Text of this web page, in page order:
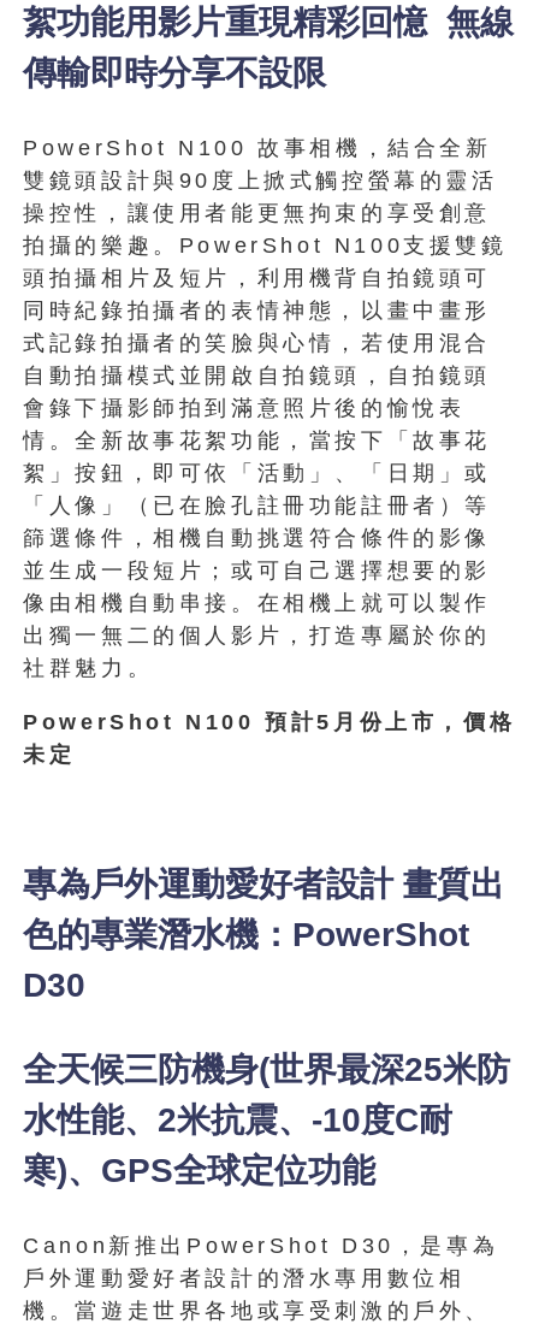
絮功能用影片重現精彩回憶 無線
傳輸即時分享不設限
PowerShot N100 故事相機，結合全新
雙鏡頭設計與90度上掀式觸控螢幕的靈活
操控性，讓使用者能更無拘束的享受創意
拍攝的樂趣。PowerShot N100支援雙鏡
頭拍攝相片及短片，利用機背自拍鏡頭可
同時紀錄拍攝者的表情神態，以畫中畫形
式記錄拍攝者的笑臉與心情，若使用混合
自動拍攝模式並開啟自拍鏡頭，自拍鏡頭
會錄下攝影師拍到滿意照片後的愉悅表
情。全新故事花絮功能，當按下「故事花
絮」按鈕，即可依「活動」、「日期」或
「人像」（已在臉孔註冊功能註冊者）等
篩選條件，相機自動挑選符合條件的影像
並生成一段短片；或可自己選擇想要的影
像由相機自動串接。在相機上就可以製作
出獨一無二的個人影片，打造專屬於你的
社群魅力。
PowerShot N100 預計5月份上市，價格
未定
專為戶外運動愛好者設計 畫質出
色的專業潛水機：PowerShot
D30
全天候三防機身(世界最深25米防
水性能、2米抗震、-10度C耐
寒)、GPS全球定位功能
Canon新推出PowerShot D30，是專為
戶外運動愛好者設計的潛水專用數位相
機。當遊走世界各地或享受刺激的戶外、